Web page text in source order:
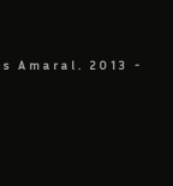
Amaral. 2013 -